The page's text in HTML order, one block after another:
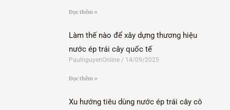
Đọc thêm »
Làm thế nào để xây dựng thương hiệu
nước ép trái cây quốc tế
PaulnguyenOnline 14/09/2025
Đọc thêm »
Xu hướng tiêu dùng nước ép trái cây cô